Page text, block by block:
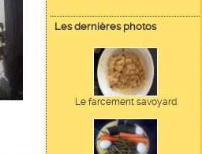
Les dernières photos
Le farcement savoyard